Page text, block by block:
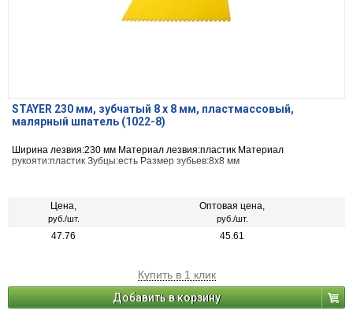
STAYER 230 мм, зубчатый 8 х 8 мм, пластмассовый,
малярный шпатель (1022-8)
Ширина лезвия:230 мм Материал лезвия:пластик Материал
рукояти:пластик Зубцы:есть Размер зубьев:8х8 мм
Цена,
руб./шт.
Оптовая цена,
руб./шт.
47.76 45.61
Купить в 1 клик
Добавить в корзину